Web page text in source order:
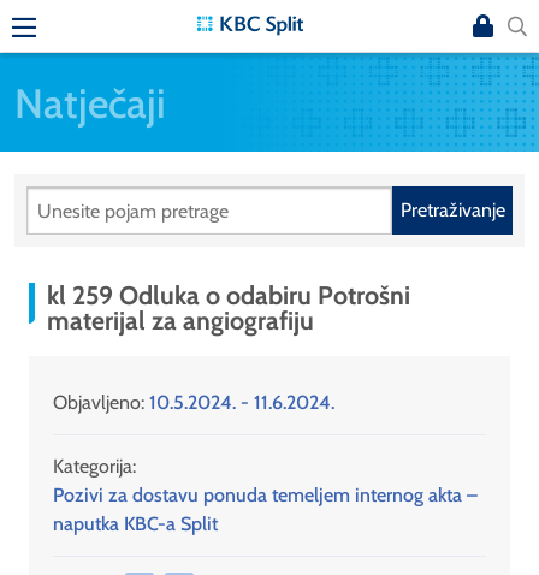
Natječaji
Pretraživanje
kl 259 Odluka o odabiru Potrošni
materijal za angiografiju
Objavljeno: 10.5.2024. - 11.6.2024.
Kategorija:
Pozivi za dostavu ponuda temeljem internog akta –
naputka KBC-a Split